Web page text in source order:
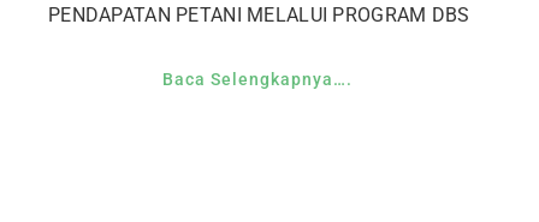
PENDAPATAN PETANI MELALUI PROGRAM DBS
Baca Selengkapnya….